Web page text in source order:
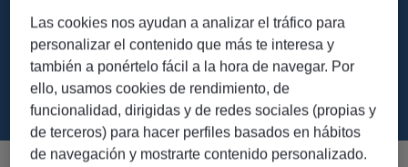
MÁS INFORMACIÓN
Las cookies nos ayudan a analizar el tráfico para
personalizar el contenido que más te interesa y
también a ponértelo fácil a la hora de navegar. Por
ello, usamos cookies de rendimiento, de
funcionalidad, dirigidas y de redes sociales (propias y
de terceros) para hacer perfiles basados en hábitos
de navegación y mostrarte contenido personalizado.